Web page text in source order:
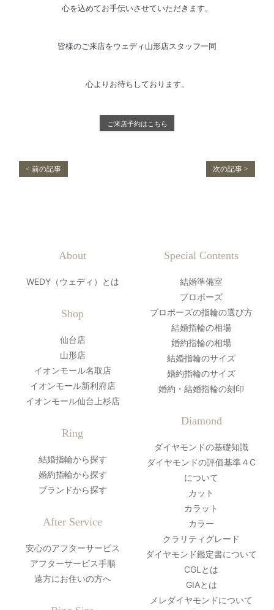
心を込めてお手伝いさせていただきます。
皆様のご来店をウェディ山形店スタッフ一同
心よりお待ちしております。
ご来店予約はこちら
< 前の記事 次の記事 >
About
WEDY（ウェディ）とは
Shop
仙台店
山形店
イオンモール名取店
イオンモール新利府店
イオンモール仙台上杉店
Ring
結婚指輪から探す
婚約指輪から探す
ブランドから探す
After Service
安心のアフターサービス
アフターサービス手順
遠方にお住いの方へ
Special Contents
結婚準備室
プロポーズ
プロポーズの指輪の選び方
結婚指輪の相場
婚約指輪の相場
結婚指輪のサイズ
婚約指輪のサイズ
婚約・結婚指輪の刻印
Diamond
ダイヤモンドの基礎知識
ダイヤモンドの評価基準４C
について
カット
カラット
カラー
クラリティグレード
ダイヤモンド鑑定書について
CGLとは
GIAとは
メレダイヤモンドについて